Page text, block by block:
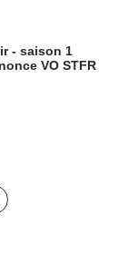
- saison 1
VO STFR